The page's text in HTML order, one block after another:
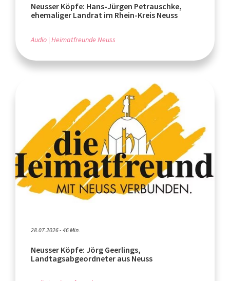
Neusser Köpfe: Hans-Jürgen Petrauschke,
ehemaliger Landrat im Rhein-Kreis Neuss
Audio Heimatfreunde Neuss
28.07.2026 - 46 Min.
Neusser Köpfe: Jörg Geerlings,
Landtagsabgeordneter aus Neuss